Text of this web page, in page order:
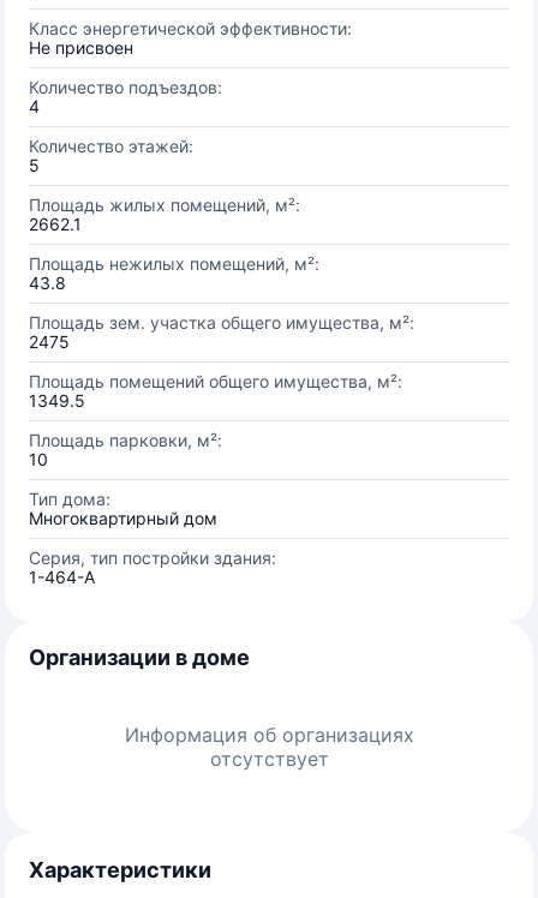
Класс энергетической эффективности:
Не присвоен
Количество подъездов:
4
Количество этажей:
5
Площадь жилых помещений, м²:
2662.1
Площадь нежилых помещений, м²:
43.8
Площадь зем. участка общего имущества, м²:
2475
Площадь помещений общего имущества, м²:
1349.5
Площадь парковки, м²:
10
Тип дома:
Многоквартирный дом
Серия, тип постройки здания:
1-464-А
Организации в доме
Информация об организациях
отсутствует
Характеристики